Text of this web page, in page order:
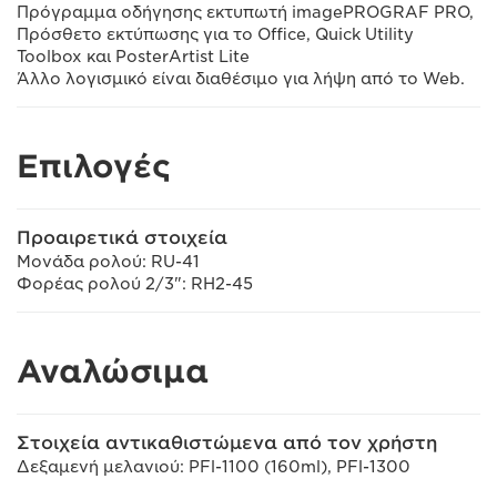
Πρόγραμμα οδήγησης εκτυπωτή imagePROGRAF PRO,
Πρόσθετο εκτύπωσης για το Office, Quick Utility
Toolbox και PosterArtist Lite
Άλλο λογισμικό είναι διαθέσιμο για λήψη από το Web.
Επιλογές
Προαιρετικά στοιχεία
Μονάδα ρολού: RU-41
Φορέας ρολού 2/3": RH2-45
Αναλώσιμα
Στοιχεία αντικαθιστώμενα από τον χρήστη
Δεξαμενή μελανιού: PFl-1100 (160ml), PFl-1300